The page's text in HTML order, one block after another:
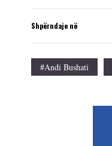
Shpërndaje në
#Andi Bushati